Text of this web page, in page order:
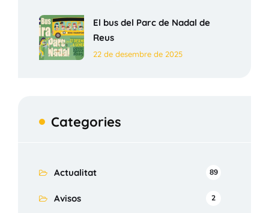
El bus del Parc de Nadal de
Reus
22 de desembre de 2025
Categories
Actualitat 89
Avisos 2